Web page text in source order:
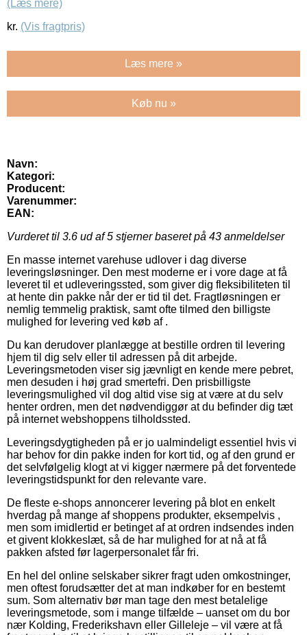
(Læs mere)
kr. (Vis fragtpris)
Læs mere »
Køb nu »
Navn:
Kategori:
Producent:
Varenummer:
EAN:
Vurderet til 3.6 ud af 5 stjerner baseret på 43 anmeldelser
En masse internet varehuse udlover i dag diverse
leveringsløsninger. Den mest moderne er i vore dage at få
leveret til et udleveringssted, som giver dig fleksibiliteten til
at hente din pakke når der er tid til det. Fragtløsningen er
nemlig temmelig praktisk, samt ofte tilmed den billigste
mulighed for levering ved køb af .
Du kan derudover planlægge at bestille ordren til levering
hjem til dig selv eller til adressen på dit arbejde.
Leveringsmetoden viser sig jævnligt en kende mere pebret,
men desuden i høj grad smertefri. Den prisbilligste
leveringsmulighed vil dog altid vise sig at være at du selv
henter ordren, men det nødvendiggør at du befinder dig tæt
på internet webshoppens tilholdssted.
Leveringsdygtigheden på er jo ualmindeligt essentiel hvis vi
har behov for din pakke inden for kort tid, og af den grund er
det selvfølgelig klogt at vi kigger nærmere på det forventede
leveringstidspunkt for den relevante vare.
De fleste e-shops annoncerer levering på blot en enkelt
hverdag på mange af shoppens produkter, eksempelvis ,
men som imidlertid er betinget af at ordren indsendes inden
et givent klokkeslæt, så de har mulighed for at nå at få
pakken afsted før lagerpersonalet får fri.
En hel del online selskaber sikrer fragt uden omkostninger,
men oftest forudsætter det at man indkøber for en bestemt
sum. Som alternativ bør man tage den mest betalelige
leveringsmetode, som i mange tilfælde – uanset om du bor
nær Kolding, Frederikshavn eller Gilleleje – vil være at få